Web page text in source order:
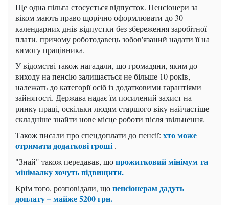
Ще одна пільга стосується відпусток. Пенсіонери за
віком мають право щорічно оформлювати до 30
календарних днів відпустки без збереження заробітної
плати, причому роботодавець зобов'язаний надати її на
вимогу працівника.
У відомстві також нагадали, що громадяни, яким до
виходу на пенсію залишається не більше 10 років,
належать до категорії осіб із додатковими гарантіями
зайнятості. Держава надає їм посилений захист на
ринку праці, оскільки людям старшого віку найчастіше
складніше знайти нове місце роботи після звільнення.
Також писали про спецдоплати до пенсії: хто може
отримати додаткові гроші .
"Знай" також передавав, щопрожитковий мінімум та
мінімалку хочуть підвищити.
Крім того, розповідали, щопенсіонерам дадуть
доплату – майже 5200 грн.